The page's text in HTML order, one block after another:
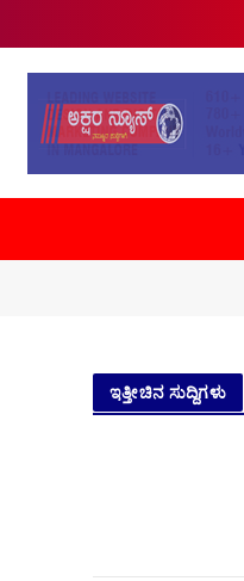
ಇತ್ತೀಚಿನ ಸುದ್ದಿಗಳು